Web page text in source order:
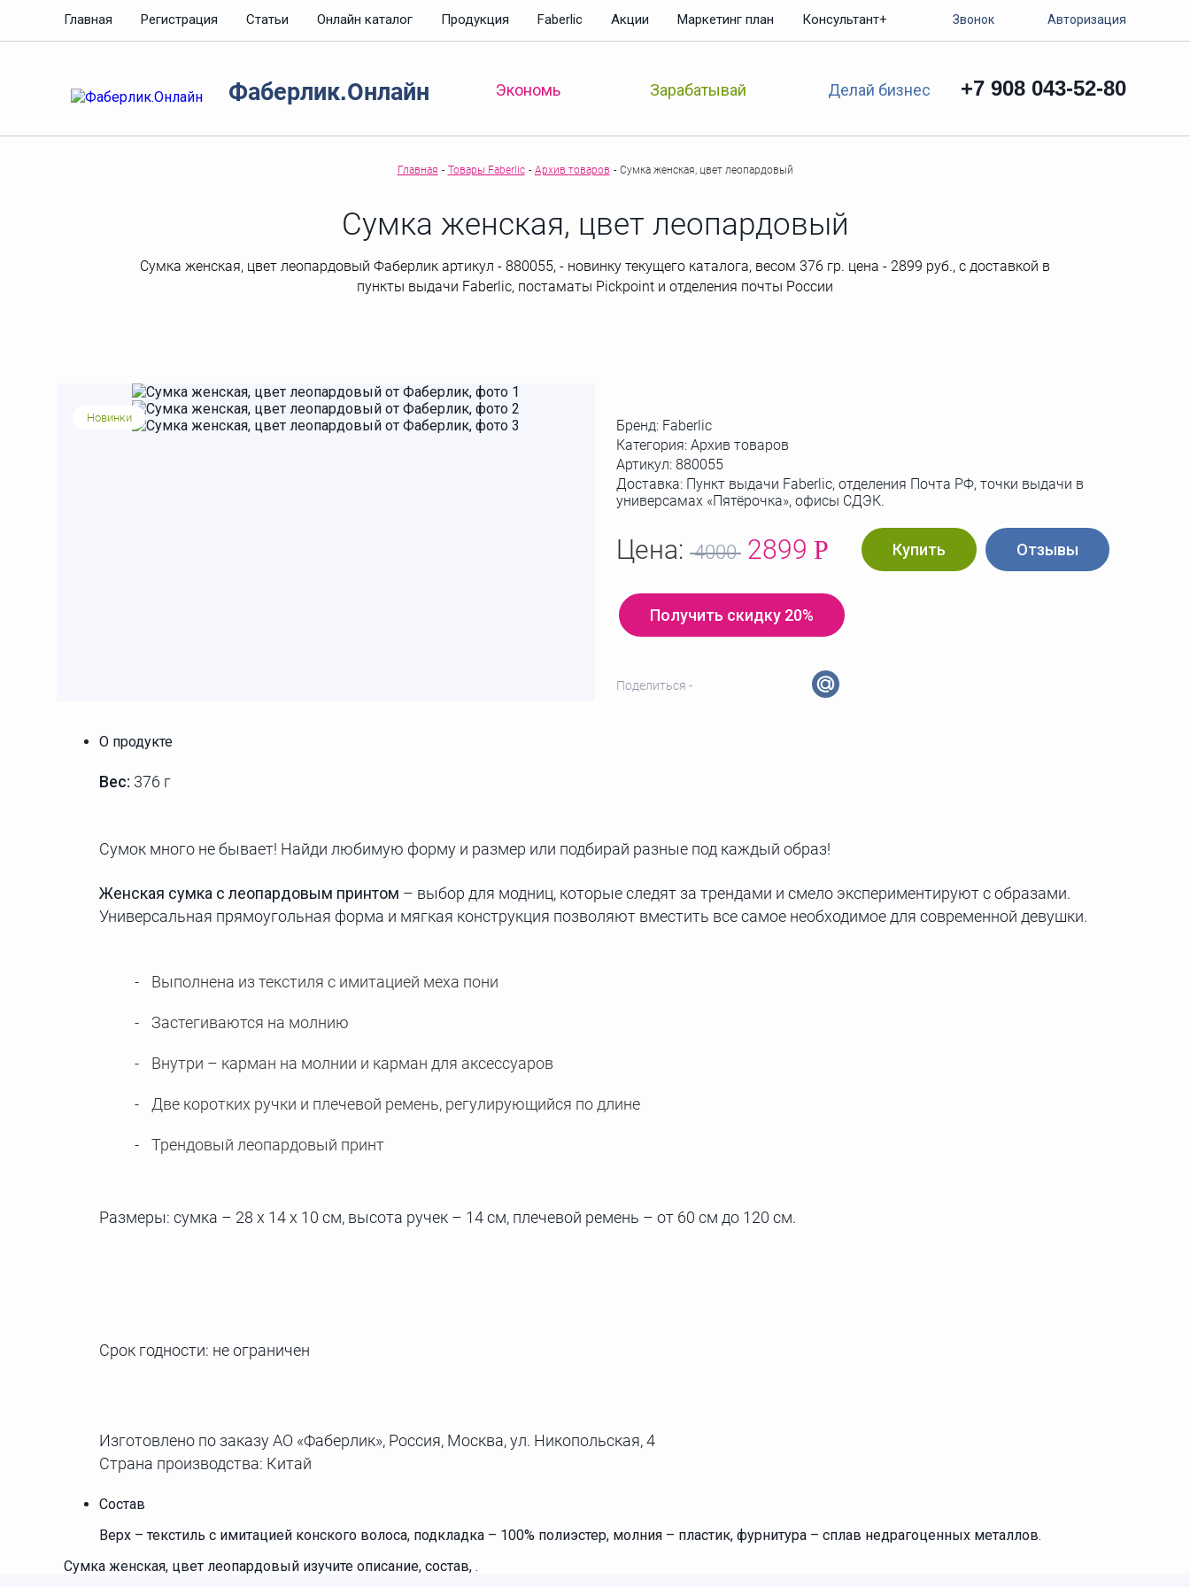
Главная Регистрация Статьи Онлайн каталог Продукция Faberlic Акции Маркетинг план Консультант+ Звонок Авторизация
Фаберлик.Онлайн Экономь Зарабатывай Делай бизнес +7 908 043-52-80
Главная - Товары Faberlic - Архив товаров - Сумка женская, цвет леопардовый
Сумка женская, цвет леопардовый
Сумка женская, цвет леопардовый Фаберлик артикул - 880055, - новинку текущего каталога, весом 376 гр. цена - 2899 руб., с доставкой в
пункты выдачи Faberlic, постаматы Рickpoint и отделения почты России
Новинки Бренд: Faberlic
Категория: Архив товаров
Артикул: 880055
Доставка: Пункт выдачи Faberlic, отделения Почта РФ, точки выдачи в
универсамах «Пятёрочка», офисы СДЭК.
Цена: 4000 2899 Р Купить Отзывы
Получить скидку 20%
Поделиться -
О продукте
Вес: 376 г
Сумок много не бывает! Найди любимую форму и размер или подбирай разные под каждый образ!
Женская сумка с леопардовым принтом – выбор для модниц, которые следят за трендами и смело экспериментируют с образами.
Универсальная прямоугольная форма и мягкая конструкция позволяют вместить все самое необходимое для современной девушки.
Выполнена из текстиля с имитацией меха пони
Застегиваются на молнию
Внутри – карман на молнии и карман для аксессуаров
Две коротких ручки и плечевой ремень, регулирующийся по длине
Трендовый леопардовый принт
Размеры: сумка – 28 х 14 х 10 см, высота ручек – 14 см, плечевой ремень – от 60 см до 120 см.
Срок годности: не ограничен
Изготовлено по заказу АО «Фаберлик», Россия, Москва, ул. Никопольская, 4
Страна производства: Китай
Состав
Верх – текстиль с имитацией конского волоса, подкладка – 100% полиэстер, молния – пластик, фурнитура – сплав недрагоценных металлов.
Сумка женская, цвет леопардовый изучите описание, состав, .